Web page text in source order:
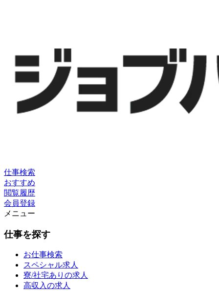
仕事検索
おすすめ
閲覧履歴
会員登録
メニュー
仕事を探す
お仕事検索
スペシャル求人
寮/社宅ありの求人
高収入の求人